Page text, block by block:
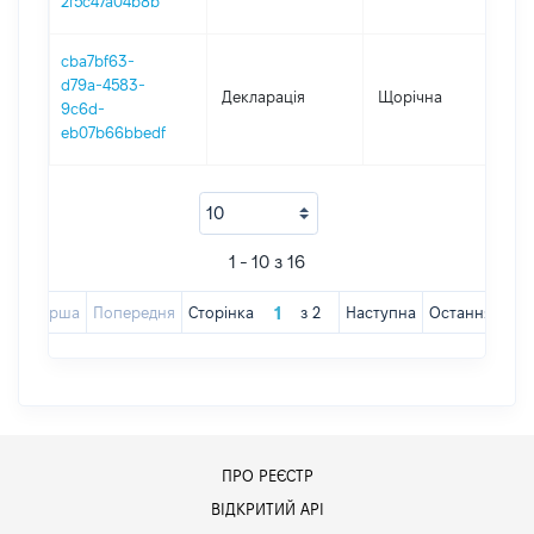
cba7bf63-
d79a-4583-
9c6d-
eb07b66bbedf
Декларація Щорічна
1 - 10 з 16
Перша Попередня Сторінка з 2 Наступна Остання
ПРО РЕЄСТР
ВІДКРИТИЙ АРІ